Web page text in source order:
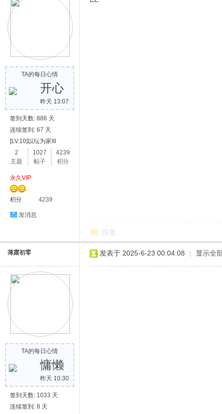
TA的每日心情
开心
昨天 13:07
签到天数: 886 天
连续签到: 67 天
[LV.10]以坛为家III
2
主题
1027
帖子
4239
积分
永久VIP
积分 4239
发消息
回复
薄露初零
TA的每日心情
慵懒
昨天 10:30
签到天数: 1033 天
连续签到: 8 天
发表于 2025-6-23 00:04:08 | 显示全